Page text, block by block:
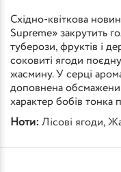
Східно-квіткова
Supreme» закрутить
туберози, фруктів і
соковиті ягоди
жасмину. У серці
доповнена
характер бобів тонка
Ноти: Лісові ягоди,